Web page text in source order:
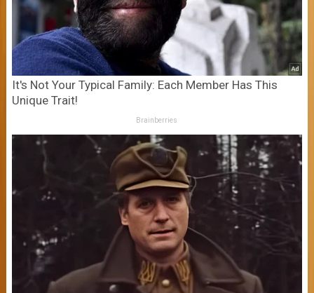
It's Not Your Typical Family: Each Member Has This
Unique Trait!
Brainberries